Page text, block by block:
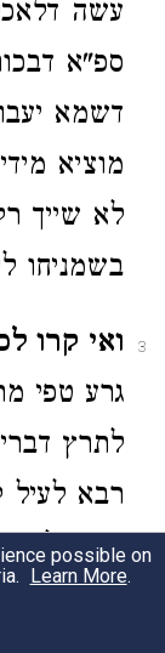
עשה
ספ"א
דשמא
מוציא
לא שייך
בשמניחו
3 ואי קרו
גרע טפי
לתרץ
רבא לעיל
ובמגדלי
כשרים
possible on
Learn More.